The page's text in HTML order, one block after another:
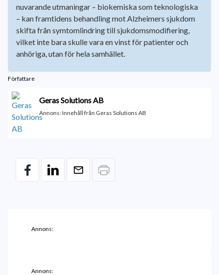
nuvarande utmaningar – biokemiska som teknologiska
– kan framtidens behandling mot Alzheimers sjukdom
skifta från symtomlindring till sjukdomsmodifiering,
vilket inte bara skulle vara en vinst för patienter och
anhöriga, utan för hela samhället.
Författare
Geras Solutions AB
Annons: Innehåll från Geras Solutions AB
Annons:
Annons: